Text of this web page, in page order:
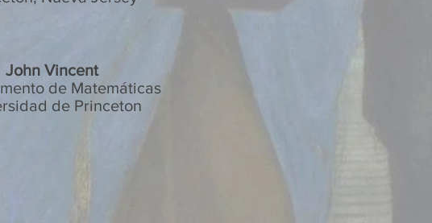
John Vincent
de Matemáticas
de Princeton